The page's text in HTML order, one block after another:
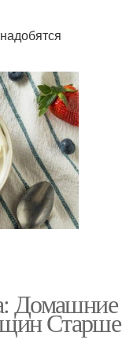
Домашние
Старше